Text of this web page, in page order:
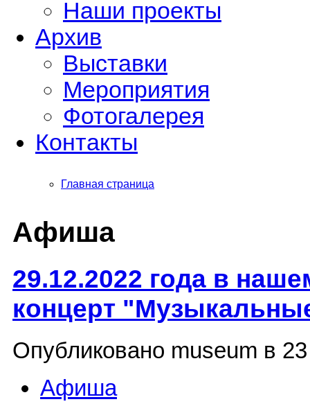
Наши проекты
Архив
Выставки
Мероприятия
Фотогалерея
Контакты
Главная страница
Афиша
29.12.2022 года в
концерт
Опубликовано museum в
Афиша